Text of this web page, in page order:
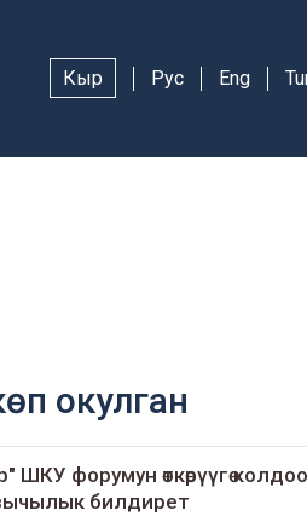
Кыр Рус Eng
окулган
ШКУ форумун өткөрүүгө колдоо
билдирет